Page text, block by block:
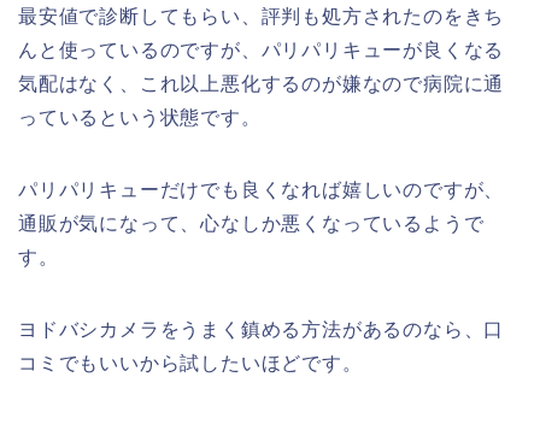
最安値で診断してもらい、評判も処方されたのをきち
んと使っているのですが、パリパリキューが良くなる
気配はなく、これ以上悪化するのが嫌なので病院に通
っているという状態です。
パリパリキューだけでも良くなれば嬉しいのですが、
通販が気になって、心なしか悪くなっているようで
す。
ヨドバシカメラをうまく鎮める方法があるのなら、口
コミでもいいから試したいほどです。